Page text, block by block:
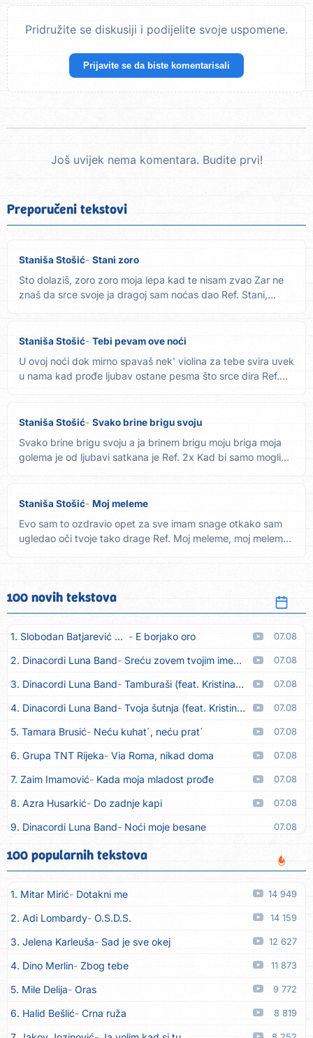
Pridružite se diskusiji i podijelite svoje uspomene.
Prijavite se da biste komentarisali
Još uvijek nema komentara. Budite prvi!
Preporučeni tekstovi
Staniša Stošić Stani zoro
Sto dolaziš, zoro zoro moja lepa kad te nisam zvao Zar ne
znaš da srce svoje ja dragoj sam noćas dao Ref. Stani,
Staniša Stošić Tebi pevam ove noći
U ovoj noći dok mirno spavaš nek' violina za tebe svira uvek
u nama kad prođe ljubav ostane pesma što srce dira Ref.
Staniša Stošić Svako brine brigu svoju
Svako brine brigu svoju a ja brinem brigu moju briga moja
golema je od ljubavi satkana je Ref. 2x Kad bi samo mogli...
Staniša Stošić Moj meleme
Evo sam to ozdravio opet za sve imam snage otkako sam
ugledao oči tvoje tako drage Ref. Moj meleme, moj meleme
100 novih tekstova
1. Slobodan Batjarević Čobe E borjako oro 07.08
2. Dinacordi Luna Band Sreću zovem tvojim imenom (feat. Kristina Smetko) 07.08
3. Dinacordi Luna Band Tamburaši (feat. Kristina Smetko) 07.08
4. Dinacordi Luna Band Tvoja šutnja (feat. Kristina Smetko) 07.08
5. Tamara Brusić Neću kuhat´, neću prat´ 07.08
6. Grupa TNT Rijeka Via Roma, nikad doma 07.08
7. Zaim Imamović Kada moja mladost prođe 07.08
8. Azra Husarkić Do zadnje kapi 07.08
9. Dinacordi Luna Band Noći moje besane 07.08
10. Pet za 5 Pozdravi mi Stubicu
11. Dinacordi Luna Band Anđeo moj 07.08
12. Vesna Kartuš Vrati se 07.08
13. Severina Pozovi me ti (Anksiozna) 06.08
14. Fidellio Summer Time 06.08
15. Tereza Kesovija Volim te 06.08
16. Ruswaj Sada znam, to je ljubav 06.08
17. Nemanja Panić Daj mu sve što si dala meni 06.08
100 popularnih tekstova
1. Mitar Mirić Dotakni me 14 949
2. Adi Lombardy O.S.D.S. 14 159
3. Jelena Karleuša Sad je sve okej 12 627
4. Dino Merlin Zbog tebe 11 873
5. Mile Delija Oras 9 772
6. Halid Bešlić Crna ruža 8 819